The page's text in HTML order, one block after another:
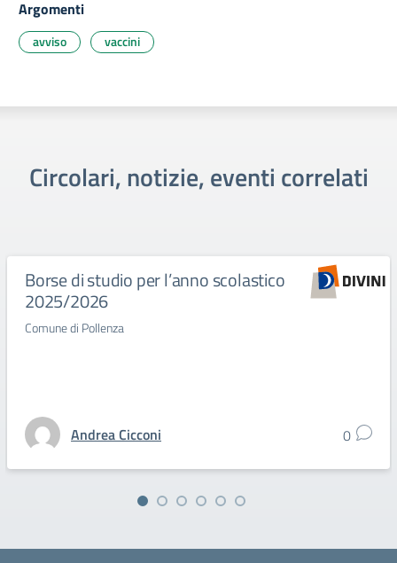
Argomenti
avviso vaccini
Circolari, notizie, eventi correlati
Borse di studio per l’anno scolastico
2025/2026
Comune di Pollenza
Andrea Cicconi 0